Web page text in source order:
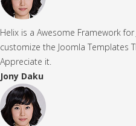
Helix is a Awesome Framework
customize the Joomla Templates
Appreciate it.
Jony Daku